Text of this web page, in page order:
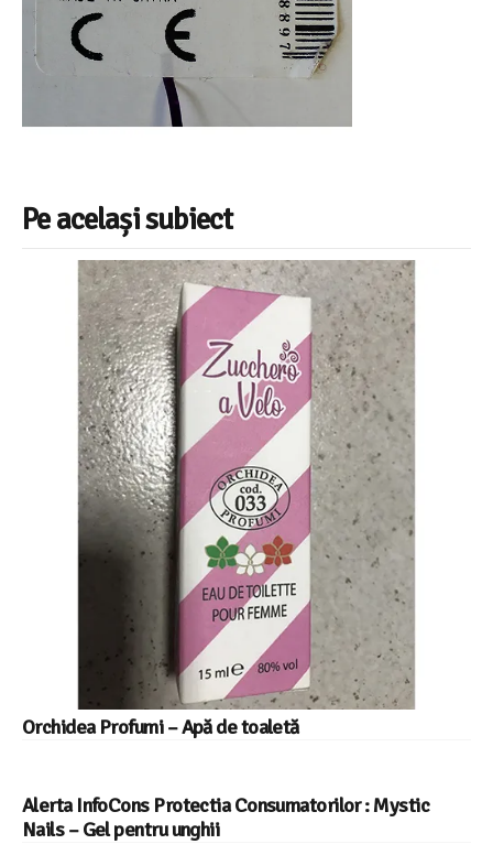
Pe același subiect
Orchidea Profumi – Apă de toaletă
Alerta InfoCons Protectia Consumatorilor : Mystic
Nails – Gel pentru unghii